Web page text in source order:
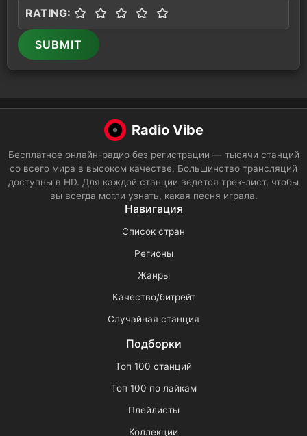
RATING:
SUBMIT
Radio Vibe
Бесплатное онлайн-радио без регистрации — тысячи станций
со всего мира в высоком качестве. Большинство трансляций
доступны в HD. Для каждой станции ведётся трек-лист, чтобы
вы всегда могли узнать, какая песня играла.
Навигация
Список стран
Регионы
Жанры
Качество/битрейт
Случайная станция
Подборки
Топ 100 станций
Топ 100 по лайкам
Плейлисты
Коллекции